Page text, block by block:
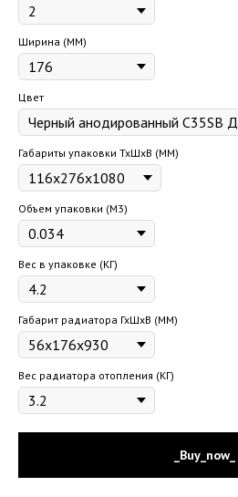
Ширина (ММ)
Цвет
Габариты упаковки ТхШхВ (ММ)
Объем упаковки (М3)
Вес в упаковке (КГ)
Габарит радиатора ГхШхВ (ММ)
Вес радиатора отопления (КГ)
_Buy_now_